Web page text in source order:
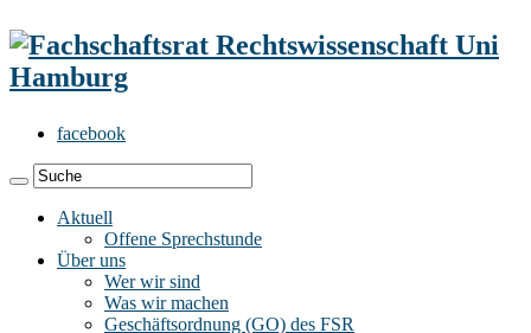
facebook
Aktuell
Offene Sprechstunde
Über uns
Wer wir sind
Was wir machen
Geschäftsordnung (GO) des FSR